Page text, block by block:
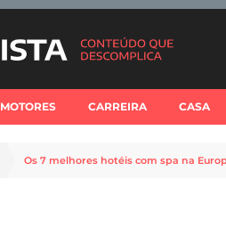
MOTORES CARREIRA CASA
Os 7 melhores hotéis com spa na